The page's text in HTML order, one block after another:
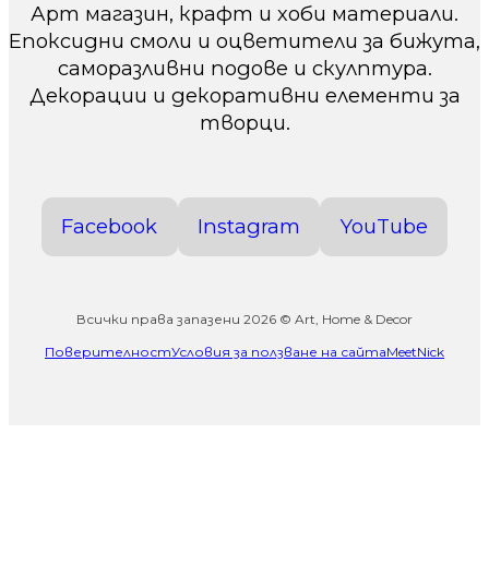
Арт магазин, крафт и хоби материали.
Епоксидни смоли и оцветители за бижута,
саморазливни подове и скулптура.
Декорации и декоративни елементи за
творци.
Facebook Instagram YouTube
Всички права запазени 2026 © Art, Home & Decor
ПоверителностУсловия за ползване на сайтаMeetNick